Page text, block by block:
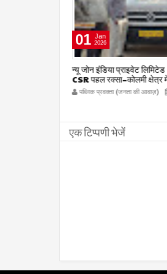
01 Jan
2026
न्यू जोन इंडिया प्राइवेट
CSR पहल रक्सा–कोलमी
एम्बुलेंस सेवा का शुभारंभ
publicpravakta.com
पब्लिक प्रवक्ता (जनता की आवाज़)
एक टिप्पणी भेजें